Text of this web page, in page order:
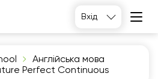
Вхід
Англійська мова
Perfect Continuous